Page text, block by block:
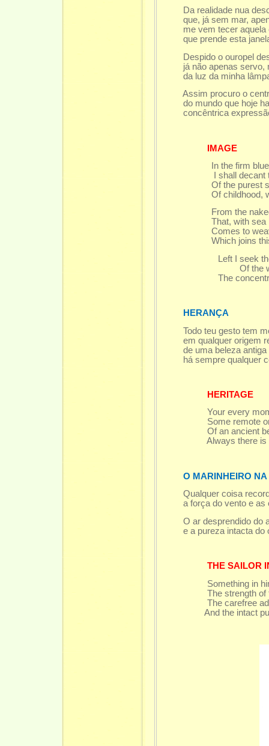
Da realidade nua
que, já sem mar,
me vem tecer aquela
que prende esta janela
Despido o ouropel
já não apenas servo,
da luz da minha
Assim procuro o
do mundo que hoje
concêntrica expressão
IMAGE
In the firm
I shall decant
Of the purest
Of childhood,
From the naked
That, with sea
Comes to
Which joins
Left I seek
Of the
The
HERANÇA
Todo teu gesto tem
em qualquer origem
de uma beleza antiga
há sempre qualquer
HERITAGE
Your every
Some remote
Of an ancient
Always there is
O MARINHEIRO NA
Qualquer coisa
a força do vento e as
O ar desprendido do
e a pureza intacta do
THE SAILOR
Something in
The strength of the
The carefree
And the intact